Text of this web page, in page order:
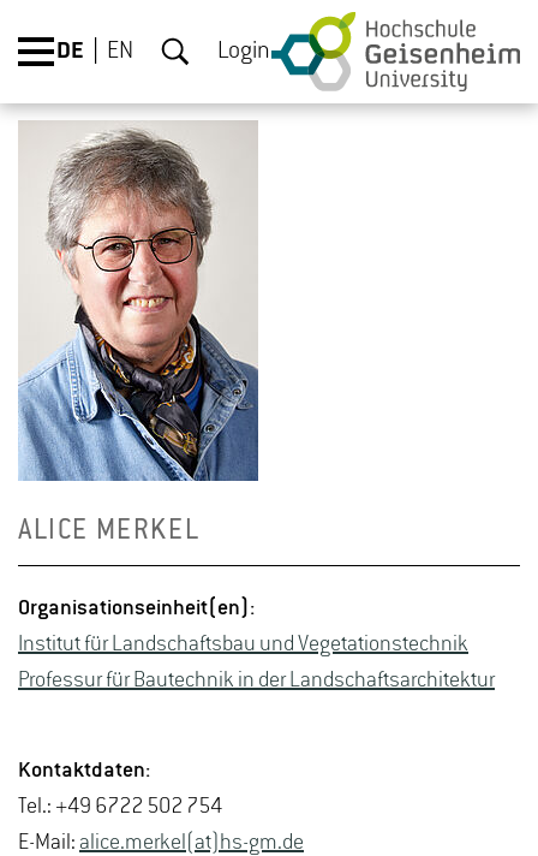
DE EN Login
ALICE MER­KEL
Or­ga­ni­sa­ti­ons­ein­heit(en):
In­sti­tut für Land­schafts­bau und Ve­ge­ta­ti­ons­tech­nik
Pro­fes­sur für Bau­tech­nik in der Land­schafts­ar­chi­tek­tur
Kon­takt­da­ten:
Tel.: +49 6722 502 754
E-Mail: alice.​merkel(at)hs-​gm.​de